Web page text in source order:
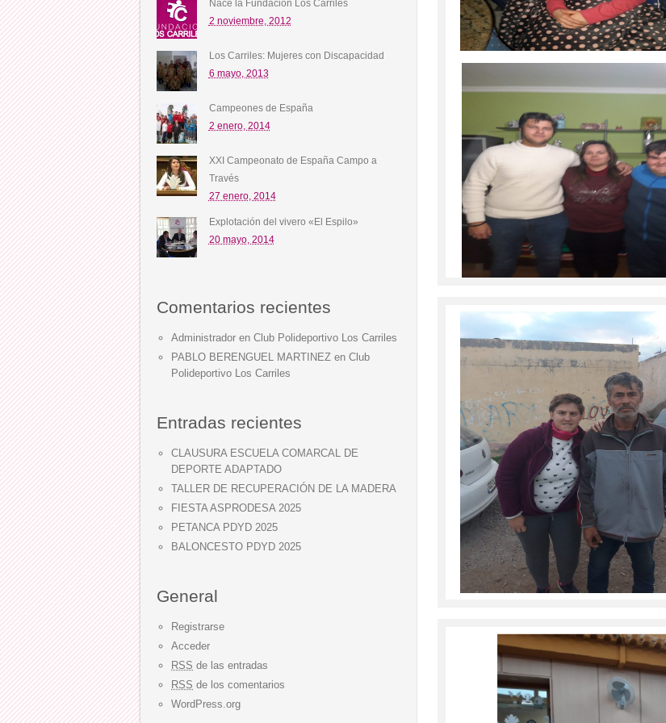
Nace la Fundación Los Carriles
2 noviembre, 2012
Los Carriles: Mujeres con Discapacidad
6 mayo, 2013
Campeones de España
2 enero, 2014
XXI Campeonato de España Campo a
Través
27 enero, 2014
Explotación del vivero «El Espilo»
20 mayo, 2014
Comentarios recientes
Administrador enClub Polideportivo Los Carriles
PABLO BERENGUEL MARTINEZ enClub
Polideportivo Los Carriles
Entradas recientes
CLAUSURA ESCUELA COMARCAL DE
DEPORTE ADAPTADO
TALLER DE RECUPERACIÓN DE LA MADERA
FIESTA ASPRODESA 2025
PETANCA PDYD 2025
BALONCESTO PDYD 2025
General
Registrarse
Acceder
RSS de las entradas
RSS de los comentarios
WordPress.org